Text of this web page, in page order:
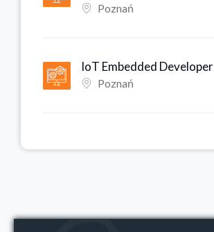
Poznań
IoT Embedded Developer
Poznań